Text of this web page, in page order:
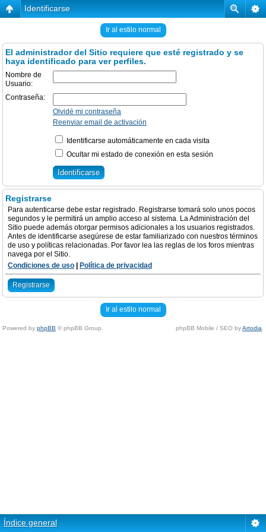
Identificarse
Ir al estilo normal
El administrador del Sitio requiere que esté registrado y se
haya identificado para ver perfiles.
Nombre de
Usuario:
Contraseña:
Olvidé mi contraseña
Reenviar email de activación
Identificarse automáticamente en cada visita
Ocultar mi estado de conexión en esta sesión
Registrarse
Para autenticarse debe estar registrado. Registrarse tomará solo unos pocos
segundos y le permitirá un amplio acceso al sistema. La Administración del
Sitio puede además otorgar permisos adicionales a los usuarios registrados.
Antes de identificarse asegúrese de estar familiarizado con nuestros términos
de uso y políticas relacionadas. Por favor lea las reglas de los foros mientras
navega por el Sitio.
Condiciones de uso
Política de privacidad
Registrarse
Ir al estilo normal
Powered by phpBB © phpBB Group. phpBB Mobile / SEO byArtodia
Índice general